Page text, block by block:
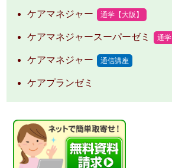
ケアマネジャー 通学【大阪】
ケアマネジャースーパーゼミ 通学
ケアマネジャー 通信講座
ケアプランゼミ